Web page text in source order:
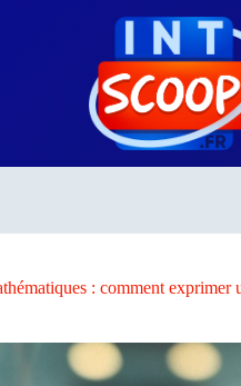
: comment exprimer